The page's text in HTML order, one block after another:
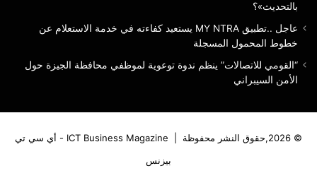
بالتحديث»؟
عاجل ..تطبيق MY NTRA يستعيد كفاءته في خدمة الاستعلام عن
خطوط المحمول المسجلة
“القومي للاتصالات” ينظم ندوة توعوية لموظفي محافظة الجيزة حول
الأمن السيبراني
© 2026,حقوق النشر محفوظة |
ICT Business Magazine - أي سي تي
بيزنس